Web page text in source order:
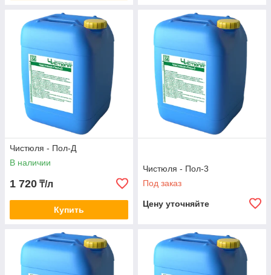
Чистюля - Пол-Д
В наличии
1 720 ₸/л
Купить
Чистюля - Пол-3
Под заказ
Цену уточняйте